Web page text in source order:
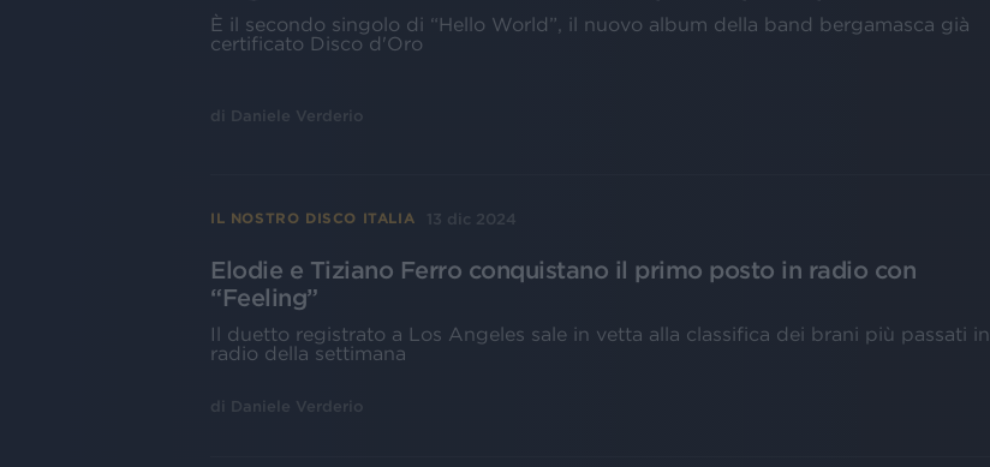
È il secondo singolo di “Hello World”, il nuovo album della band bergamasca già
certificato Disco d'Oro
di Daniele Verderio
IL NOSTRO DISCO ITALIA 13 dic 2024
Elodie e Tiziano Ferro conquistano il primo posto in radio con
“Feeling”
Il duetto registrato a Los Angeles sale in vetta alla classifica dei brani più passati in
radio della settimana
di Daniele Verderio